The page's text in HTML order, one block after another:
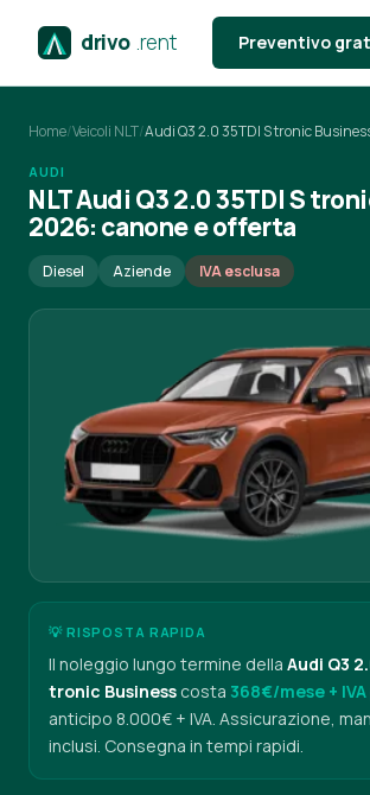
drivo .rent Preventivo
Home/Veicoli NLT/Audi Q3 2.0 35TDI S tronic
AUDI
NLT Audi Q3 2.0 35TDI S
2026: canone e offerta
Diesel Aziende IVA esclusa
💡 RISPOSTA RAPIDA
Il noleggio lungo termine della Audi Q3
tronic Business costa 368€/mese + IVA
anticipo 8.000€ + IVA. Assicurazione,
inclusi. Consegna in tempi rapidi.